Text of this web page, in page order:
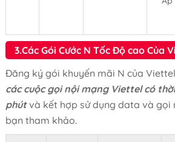
3.Các Gói Cước N Tốc Độ cao Của
Đăng ký gói khuyến mãi N của
các cuộc gọi nội mạng Viettel có
phútvà kết hợp sử dụng data và gọi
bạn tham khảo.